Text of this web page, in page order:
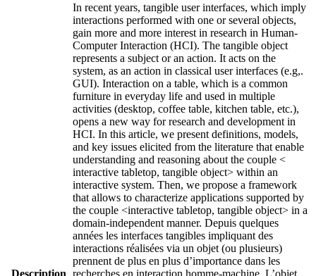
Description
In recent years, tangible user interfaces, which imply
interactions performed with one or several objects,
gain more and more interest in research in Human-
Computer Interaction (HCI). The tangible object
represents a subject or an action. It acts on the
system, as an action in classical user interfaces (e.g,.
GUI). Interaction on a table, which is a common
furniture in everyday life and used in multiple
activities (desktop, coffee table, kitchen table, etc.),
opens a new way for research and development in
HCI. In this article, we present definitions, models,
and key issues elicited from the literature that enable
understanding and reasoning about the couple <
interactive tabletop, tangible object> within an
interactive system. Then, we propose a framework
that allows to characterize applications supported by
the couple <interactive tabletop, tangible object> in a
domain-independent manner. Depuis quelques
années les interfaces tangibles impliquant des
interactions réalisées via un objet (ou plusieurs)
prennent de plus en plus d’importance dans les
recherches en interaction homme-machine. L’objet